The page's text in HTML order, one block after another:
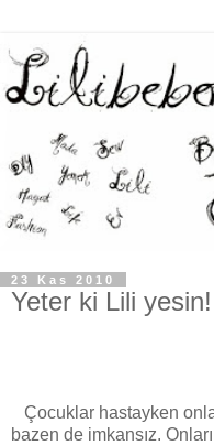
23 Kas 2010
Yeter ki Lili yesin!
Çocuklar hastayken
bazen de imkansız.